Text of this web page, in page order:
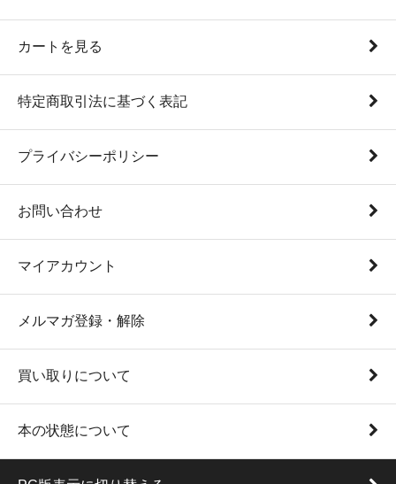
カートを見る
特定商取引法に基づく表記
プライバシーポリシー
お問い合わせ
マイアカウント
メルマガ登録・解除
買い取りについて
本の状態について